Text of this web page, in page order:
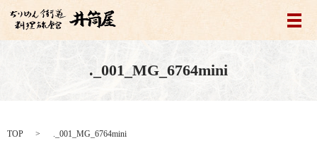
メ
._001_MG_6764mini
TOP ._001_MG_6764mini